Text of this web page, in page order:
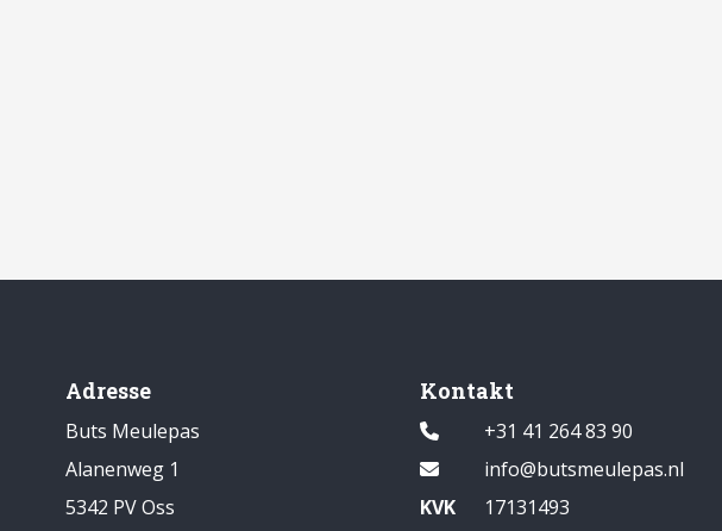
Adresse
Buts Meulepas
Alanenweg 1
5342 PV Oss
Kontakt
+31 41 264 83 90
info@butsmeulepas.nl
KVK
17131493